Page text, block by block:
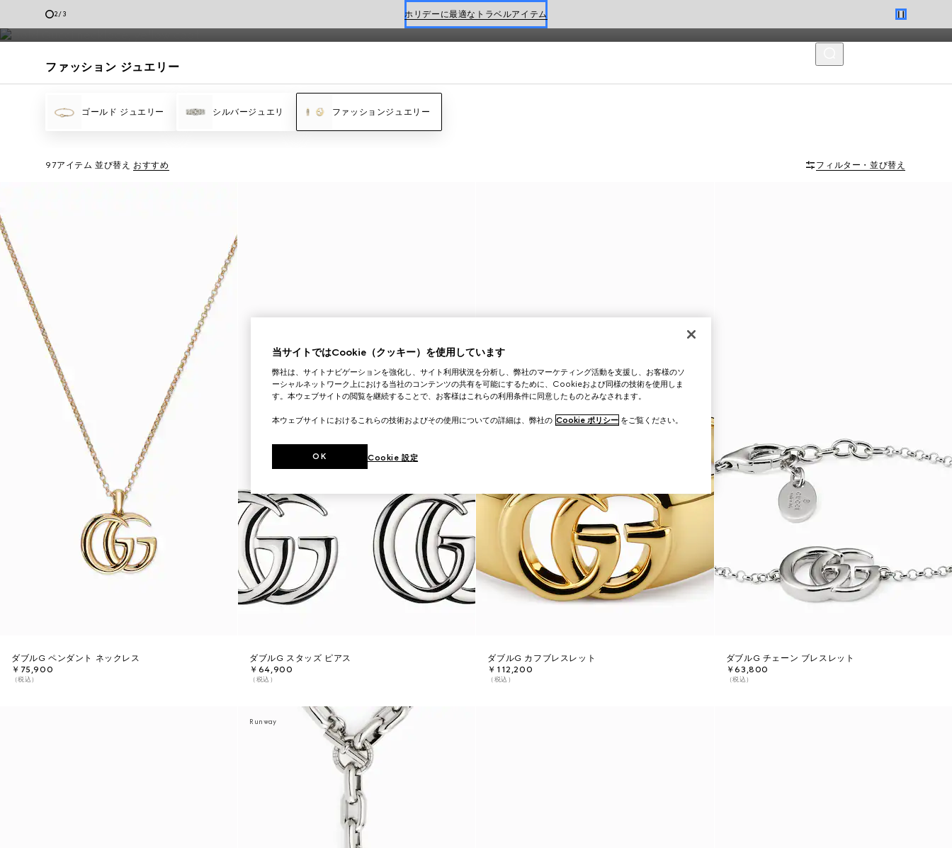
2/3 ホリデーに最適なトラベルアイテム
Gucci x 安藤七宝店
ファッション ジュエリー
ゴールド ジュエリー シルバージュエリ ファッションジュエリー
97アイテム 並び替え おすすめ フィルター・並び替え
ダブルG ペンダント ネックレス
￥75,900
（税込）
ダブルG スタッズ ピアス
￥64,900
（税込）
ダブルG カフブレスレット
￥112,200
（税込）
ダブルG チェーン ブレスレット
￥63,800
（税込）
Runway
当サイトではCookie（クッキー）を使用しています
弊社は、サイトナビゲーションを強化し、サイト利用状況を分析し、弊社のマーケティング活動を支援し、お客様のソ
ーシャルネットワーク上における当社のコンテンツの共有を可能にするために、Cookieおよび同様の技術を使用しま
す。本ウェブサイトの閲覧を継続することで、お客様はこれらの利用条件に同意したものとみなされます。
本ウェブサイトにおけるこれらの技術およびその使用についての詳細は、弊社の Cookie ポリシー をご覧ください。
Cookie 設定
OK